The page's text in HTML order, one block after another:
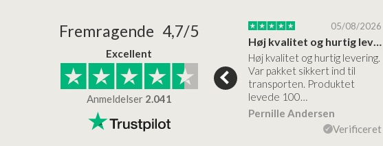
Fremragende 4,7/5
Excellent
Anmeldelser 2.041
24/01/2026
Superflot bademøbel og rigtig lynhurtig…
22/01/2026
Kanon god service
Kanon god service. Varerne
bliver leveret hurtigt, og det
er virkelig kvalitet.
Lise
05/08/2026
Høj kvalitet og hurtig levering
Høj kvalitet og hurtig levering.
Var pakket sikkert ind til
transporten. Produktet
levede 100…
Pernille Andersen
Verificeret